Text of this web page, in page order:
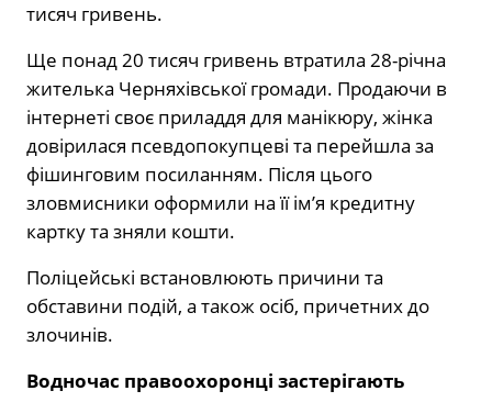
тисяч гривень.
Ще понад 20 тисяч гривень втратила 28-річна
жителька Черняхівської громади. Продаючи в
інтернеті своє приладдя для манікюру, жінка
довірилася псевдопокупцеві та перейшла за
фішинговим посиланням. Після цього
зловмисники оформили на її ім’я кредитну
картку та зняли кошти.
Поліцейські встановлюють причини та
обставини подій, а також осіб, причетних до
злочинів.
Водночас правоохоронці застерігають